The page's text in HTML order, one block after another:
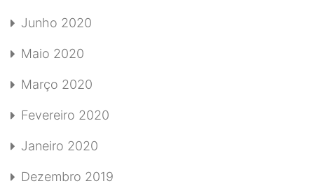
Junho 2020
Maio 2020
Março 2020
Fevereiro 2020
Janeiro 2020
Dezembro 2019